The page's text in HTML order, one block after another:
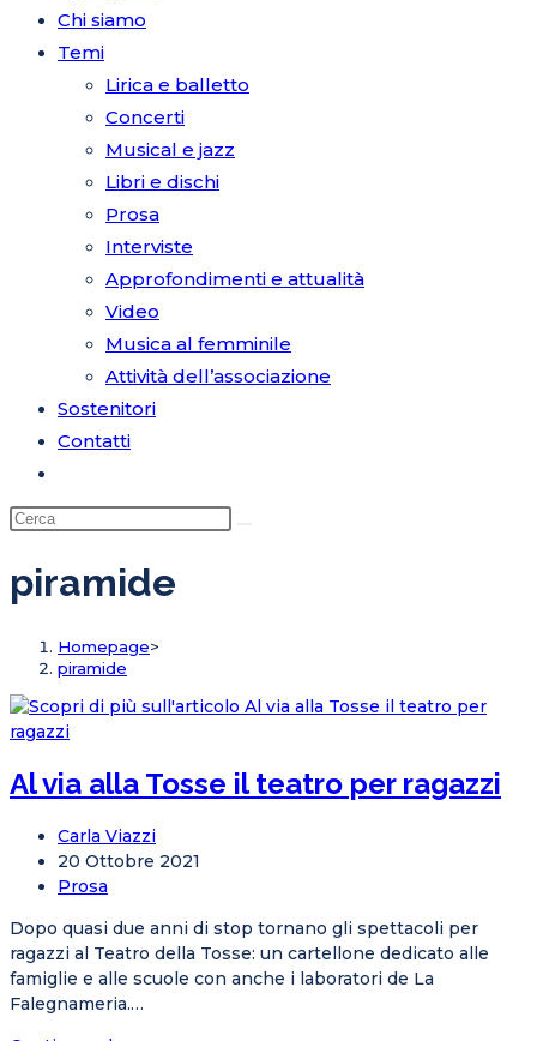
Chi siamo
Temi
Lirica e balletto
Concerti
Musical e jazz
Libri e dischi
Prosa
Interviste
Approfondimenti e attualità
Video
Musica al femminile
Attività dell’associazione
Sostenitori
Contatti
la
ricerca
sito
piramide
Homepage>
piramide
Al via alla Tosse il teatro per ragazzi
Autore
dell'articolo:
Carla Viazzi
Articolo
pubblicato:
20 Ottobre 2021
Categoria
Prosa
Dopo quasi due anni di stop tornano gli spettacoli per
ragazzi al Teatro della Tosse: un cartellone dedicato alle
famiglie e alle scuole con anche i laboratori de La
Falegnameria.…